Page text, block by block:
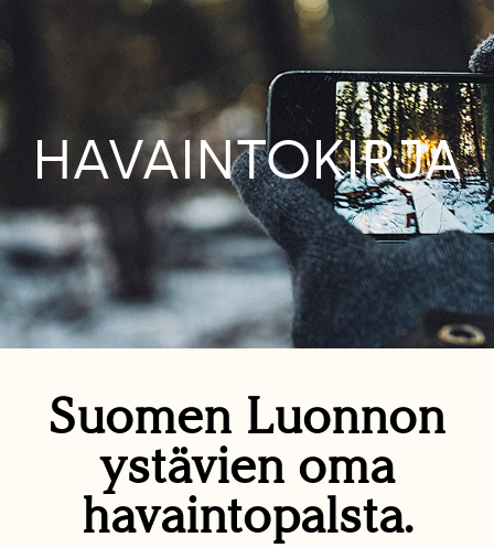
HAVAINTOKIRJA
Suomen Luonnon
ystävien oma
havaintopalsta.